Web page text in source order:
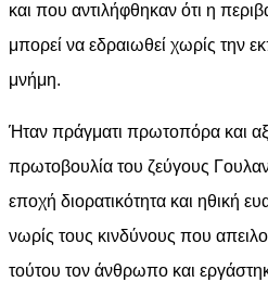
και που αντιλήφθηκαν ότι η
μπορεί να εδραιωθεί χωρίς την
μνήμη.
Ήταν πράγματι πρωτοπόρα και
πρωτοβουλία του ζεύγους
εποχή διορατικότητα και ηθική
νωρίς τους κινδύνους που
τούτου τον άνθρωπο και